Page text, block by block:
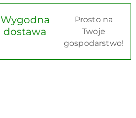
Wygodna
dostawa
Prosto na
Twoje
gospodarstwo!